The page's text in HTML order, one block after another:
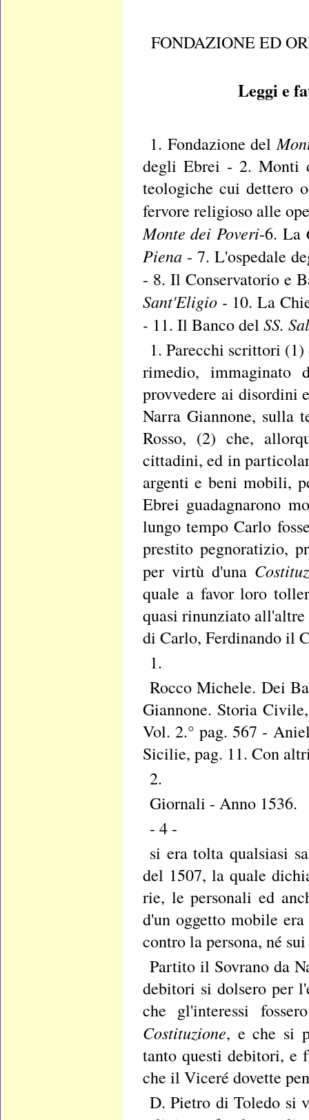
FONDAZIONE ED
Leggi e
1. Fondazione del
degli Ebrei - 2. Monti
teologiche cui dettero
fervore religioso alle
Monte dei Poveri-6. La
Piena- 7. L'ospedale
- 8. Il Conservatorio e
Sant'Eligio - 10. La
- 11. Il Banco del SS.
1. Parecchi scrittori
rimedio,
provvedere ai disordini
Narra Giannone, sulla
Rosso, (2) che,
cittadini, ed in
argenti e beni mobili,
Ebrei guadagnarono
lungo tempo Carlo
prestito pegnoratizio,
per virtù d'una
quale a favor loro
quasi rinunziato
di Carlo, Ferdinando il
1.
Rocco Michele. Dei
Giannone. Storia
Vol. 2.° pag. 567 -
Sicilie, pag. 11. Con
2.
Giornali - Anno 1536.
- 4 -
si era tolta qualsiasi
del 1507, la quale
rie, le personali ed
d'un oggetto mobile
contro la persona, né
Partito il Sovrano da
debitori si dolsero per
che gl'interessi
Costituzione, e che si
tanto questi debitori, e
che il Viceré dovette
D. Pietro di Toledo si